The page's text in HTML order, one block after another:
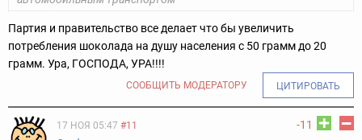
Партия и правительство все делает что бы увеличить
потребления шоколада на душу населения с 50 грамм до 20
грамм. Ура, ГОСПОДА, УРА!!!!
СООБЩИТЬ МОДЕРАТОРУ ЦИТИРОВАТЬ
-11
17 НОЯ 05:47 #11